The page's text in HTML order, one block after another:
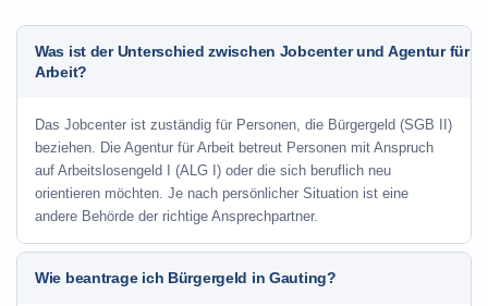
Was ist der Unterschied zwischen Jobcenter und Agentur für
Arbeit?
Das Jobcenter ist zuständig für Personen, die Bürgergeld (SGB II)
beziehen. Die Agentur für Arbeit betreut Personen mit Anspruch
auf Arbeitslosengeld I (ALG I) oder die sich beruflich neu
orientieren möchten. Je nach persönlicher Situation ist eine
andere Behörde der richtige Ansprechpartner.
Wie beantrage ich Bürgergeld in Gauting?